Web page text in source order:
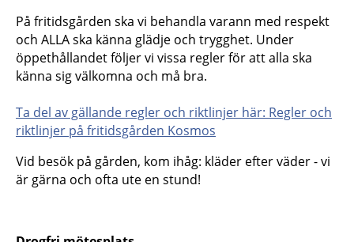
På fritidsgården ska vi behandla varann med respekt
och ALLA ska känna glädje och trygghet. Under
öppethållandet följer vi vissa regler för att alla ska
känna sig välkomna och må bra.
Ta del av gällande regler och riktlinjer här: Regler och
riktlinjer på fritidsgården Kosmos
Vid besök på gården, kom ihåg: kläder efter väder - vi
är gärna och ofta ute en stund!